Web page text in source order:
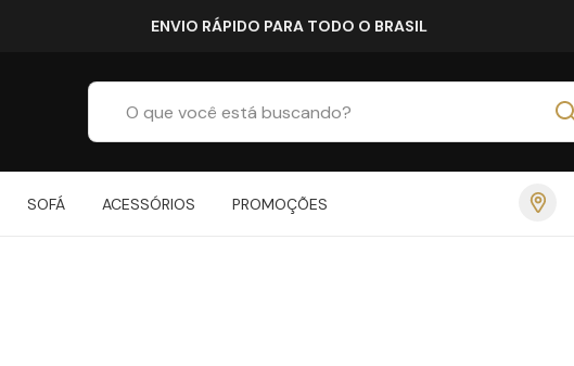
ENVIO RÁPIDO PARA TODO O BRASIL
SOFÁ ACESSÓRIOS PROMOÇÕES